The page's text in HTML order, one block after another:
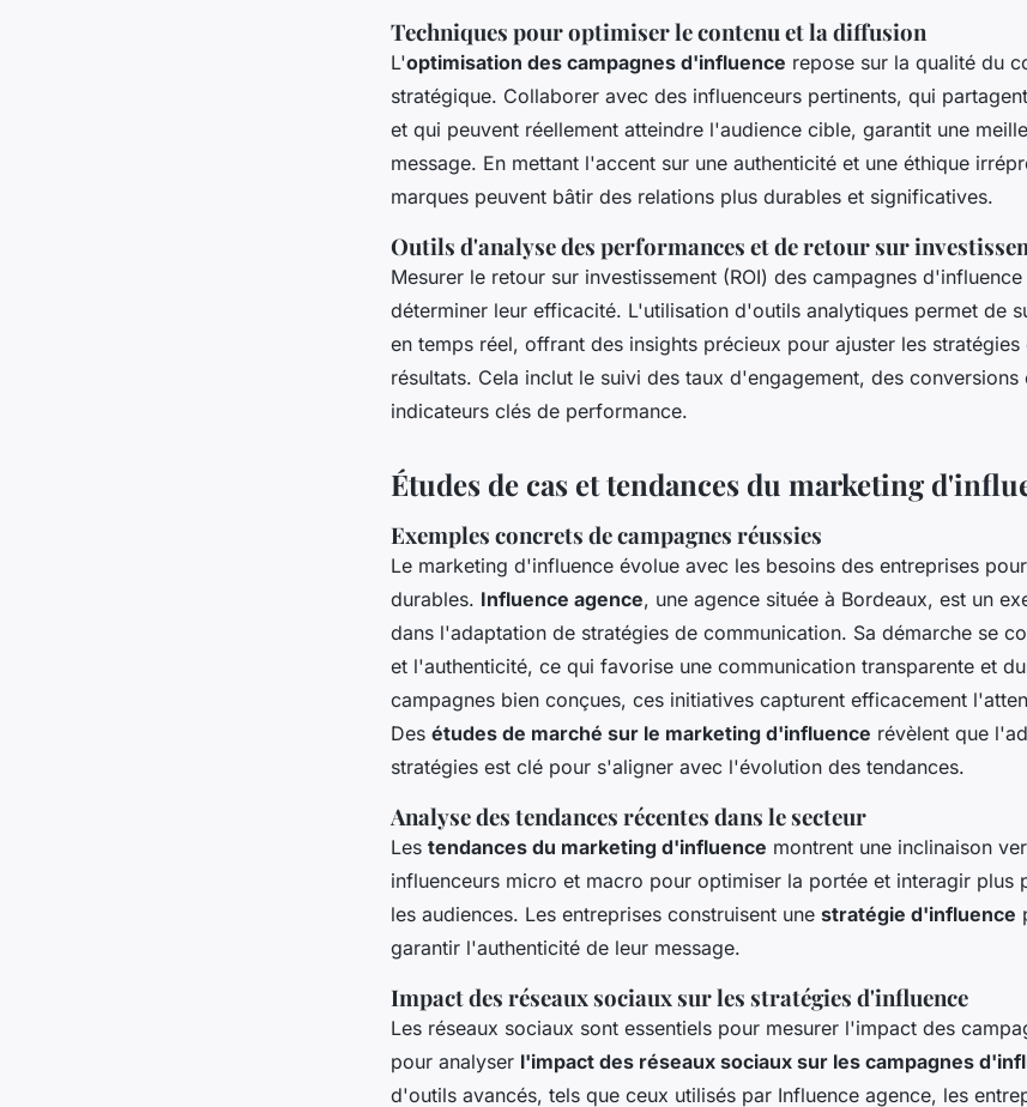
Techniques pour optimiser le contenu et la diffusion
L'optimisation des campagnes d'influence repose sur la qualité du
stratégique. Collaborer avec des influenceurs pertinents, qui
et qui peuvent réellement atteindre l'audience cible, garantit une
message. En mettant l'accent sur une authenticité et une éthique
marques peuvent bâtir des relations plus durables et significatives.
Outils d'analyse des performances et de retour sur
Mesurer le retour sur investissement (ROI) des campagnes
déterminer leur efficacité. L'utilisation d'outils analytiques permet de
en temps réel, offrant des insights précieux pour ajuster les stratégies
résultats. Cela inclut le suivi des taux d'engagement, des conversions
indicateurs clés de performance.
Études de cas et tendances du marketing
Exemples concrets de campagnes réussies
Le marketing d'influence évolue avec les besoins des entreprises
durables. Influence agence, une agence située à Bordeaux, est un
dans l'adaptation de stratégies de communication. Sa démarche se
et l'authenticité, ce qui favorise une communication transparente et
campagnes bien conçues, ces initiatives capturent efficacement
Des études de marché sur le marketing d'influence révèlent que
stratégies est clé pour s'aligner avec l'évolution des tendances.
Analyse des tendances récentes dans le secteur
Les tendances du marketing d'influence montrent une inclinaison
influenceurs micro et macro pour optimiser la portée et interagir plus
les audiences. Les entreprises construisent une stratégie d'influence
garantir l'authenticité de leur message.
Impact des réseaux sociaux sur les stratégies d'influence
Les réseaux sociaux sont essentiels pour mesurer l'impact des
pour analyser l'impact des réseaux sociaux sur les campagnes
d'outils avancés, tels que ceux utilisés par Influence agence, les